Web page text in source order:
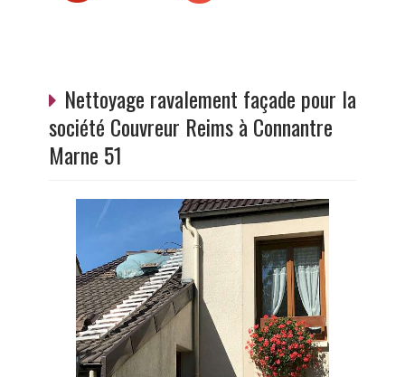
Nettoyage ravalement façade pour la
société Couvreur Reims à Connantre
Marne 51